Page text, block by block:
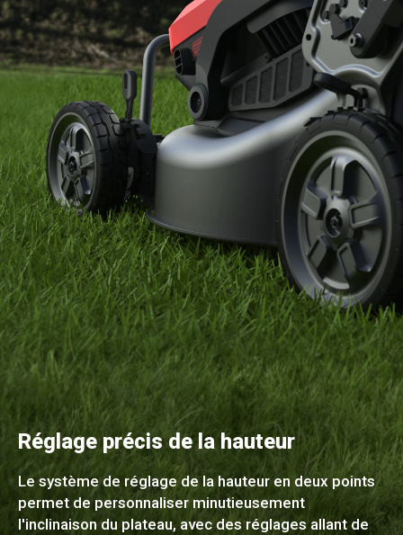
Réglage précis de la hauteur
Le système de réglage de la hauteur en deux points
permet de personnaliser minutieusement
l'inclinaison du plateau, avec des réglages allant de